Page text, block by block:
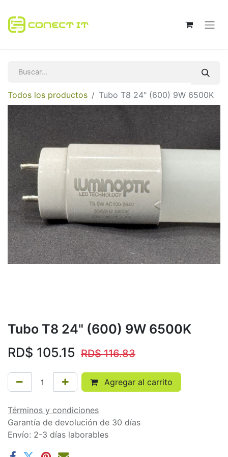
Todos los productos Tubo T8 24" (600) 9W 6500K
Tubo T8 24" (600) 9W 6500K
RD$ 105.15 RD$116.83
Agregar al carrito
Términos y condiciones
Garantía de devolución de 30 días
Envío: 2-3 días laborables